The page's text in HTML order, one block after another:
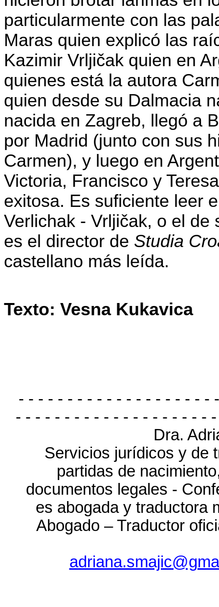
particularmente con las
Maras quien explicó las
Kazimir Vrljičak quien en
quienes está la autora
quien desde su Dalmacia
nacida en Zagreb, llegó a
por Madrid (junto con sus
Carmen), y luego en
Victoria, Francisco y
exitosa. Es suficiente leer
Verlichak - Vrljičak, o el de
es el director de Studia
castellano más leída.
Texto: Vesna Kukavica
- - - - - - - - - - - - - - - - - - - -
- - - - - - - - - - - - - - - - - - - -
Dra.
Servicios jurídicos y de
partidas de
documentos legales -
es abogada y traductora
Abogado – Traductor